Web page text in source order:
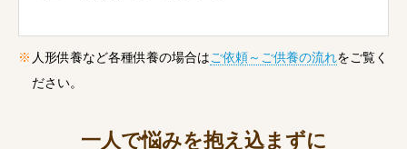
人形供養など各種供養の場合は ご依頼～ご供養の流れをご覧く
ださい。
一人で悩みを抱え込まずに